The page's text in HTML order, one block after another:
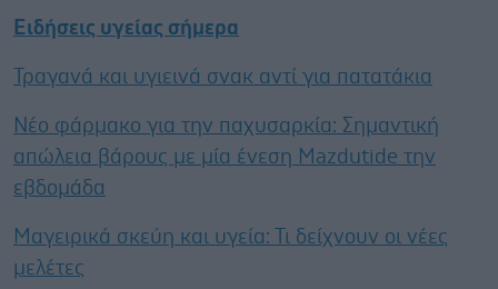
Ειδήσεις υγείας σήμερα
Τραγανά και υγιεινά σνακ αντί για πατατάκια
Νέο φάρμακο για την παχυσαρκία: Σημαντική
απώλεια βάρους με μία ένεση Mazdutide την
εβδομάδα
Μαγειρικά σκεύη και υγεία: Τι δείχνουν οι νέες
μελέτες